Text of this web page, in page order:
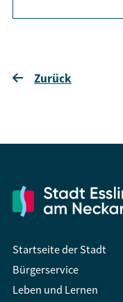
Zurück
Startseite der Stadt
Bürgerservice
Leben und Lernen